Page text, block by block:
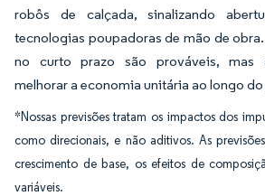
robôs de calçada, sinalizando
tecnologias poupadoras de mão de
no curto prazo são prováveis, mas
melhorar a economia unitária ao longo
*Nossas previsões tratam os impactos dos
como direcionais, e não aditivos. As
crescimento de base, os efeitos de
variáveis.